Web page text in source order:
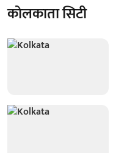
कोलकाता सिटी